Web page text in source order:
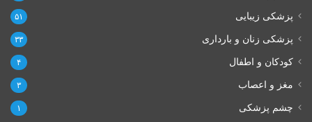
پزشکی زیبایی ۵۱
پزشکی زنان و بارداری ۳۳
کودکان و اطفال ۴
مغز و اعصاب ۳
چشم پزشکی ۱